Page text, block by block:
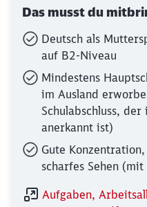
Das musst du
Deutsch als
auf B2-Niveau
Mindestens
im Ausland
Schulabschluss, der
anerkannt ist)
Gute
scharfes Sehen
Aufgaben,
Möchten Sie zu
werden?